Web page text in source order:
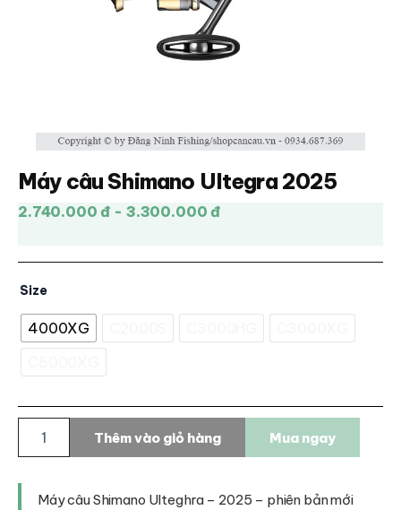
Máy câu Shimano Ultegra 2025
2.740.000 đ - 3.300.000 đ
Size
4000XG
Shimano
Ultegra
2025
Thêm vào giỏ hàng Mua ngay
Máy câu Shimano Ulteghra – 2025 – phiên bản mới